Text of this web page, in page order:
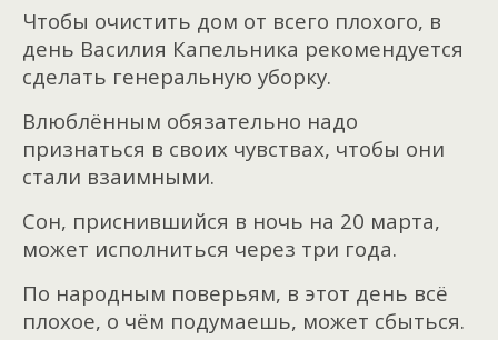
Чтобы очистить дом от всего плохого, в
день Василия Капельника рекомендуется
сделать генеральную уборку.
Влюблённым обязательно надо
признаться в своих чувствах, чтобы они
стали взаимными.
Сон, приснившийся в ночь на 20 марта,
может исполниться через три года.
По народным поверьям, в этот день всё
плохое, о чём подумаешь, может сбыться.